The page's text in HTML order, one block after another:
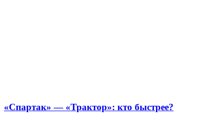
«Спартак» — «Трактор»: кто быстрее?